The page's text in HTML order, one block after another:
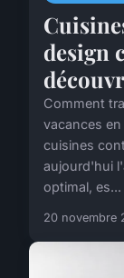
design
Comment
vacances en
cuisines
aujourd'hui
optimal, es...
20 novembre